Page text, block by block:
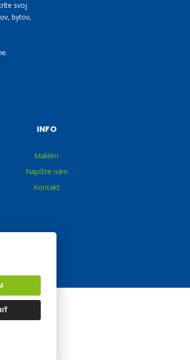
svoj
bytov,
INFO
Makléri
Napíšte nám
Kontakt